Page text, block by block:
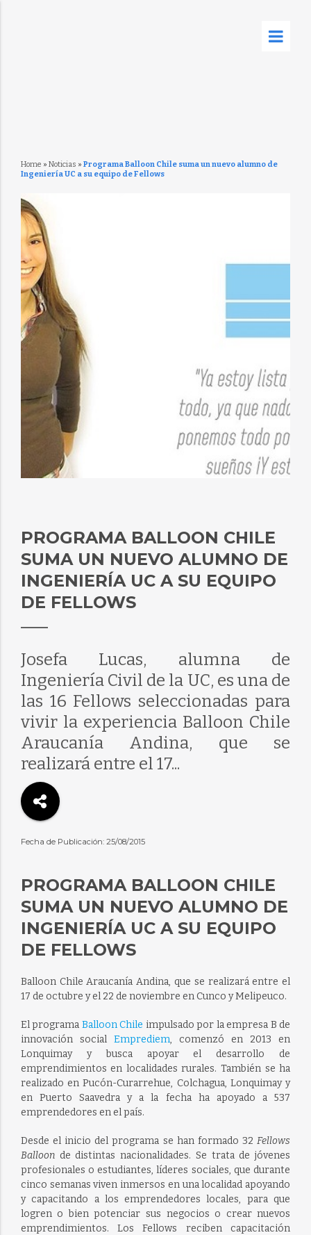
Home » Noticias » Programa Balloon Chile suma un nuevo alumno de
Ingeniería UC a su equipo de Fellows
PROGRAMA BALLOON CHILE
SUMA UN NUEVO ALUMNO DE
INGENIERÍA UC A SU EQUIPO
DE FELLOWS
Josefa Lucas, alumna de
Ingeniería Civil de la UC, es una de
las 16 Fellows seleccionadas para
vivir la experiencia Balloon Chile
Araucanía Andina, que se
realizará entre el 17...
Fecha de Publicación: 25/08/2015
PROGRAMA BALLOON CHILE
SUMA UN NUEVO ALUMNO DE
INGENIERÍA UC A SU EQUIPO
DE FELLOWS
Balloon Chile Araucanía Andina, que se realizará entre el
17 de octubre y el 22 de noviembre en Cunco y Melipeuco.
El programa Balloon Chile impulsado por la empresa B de
innovación social Emprediem, comenzó en 2013 en
Lonquimay y buscaapoyar el desarrollo de
emprendimientos en localidades rurales. También se ha
realizado en Pucón-Curarrehue, Colchagua, Lonquimay y
en Puerto Saavedra y a la fecha ha apoyado a 537
emprendedores en el país.
Desde el inicio del programa se han formado 32Fellows
Balloon de distintas nacionalidades. Se trata de jóvenes
profesionales o estudiantes, líderes sociales, que durante
cinco semanas viven inmersos en una localidad apoyando
y capacitando a los emprendedores locales, para que
logren o bien potenciar sus negocios o crear nuevos
emprendimientos. Los Fellows reciben capacitación